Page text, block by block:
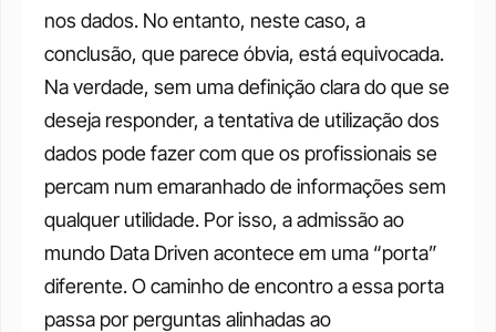
nos dados. No entanto, neste caso, a
conclusão, que parece óbvia, está equivocada.
Na verdade, sem uma definição clara do que se
deseja responder, a tentativa de utilização dos
dados pode fazer com que os profissionais se
percam num emaranhado de informações sem
qualquer utilidade. Por isso, a admissão ao
mundo Data Driven acontece em uma “porta”
diferente.O caminho de encontro a essa porta
passa por perguntas alinhadas ao